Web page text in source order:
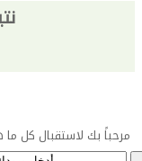
مرحباً بك لاستقبال كل